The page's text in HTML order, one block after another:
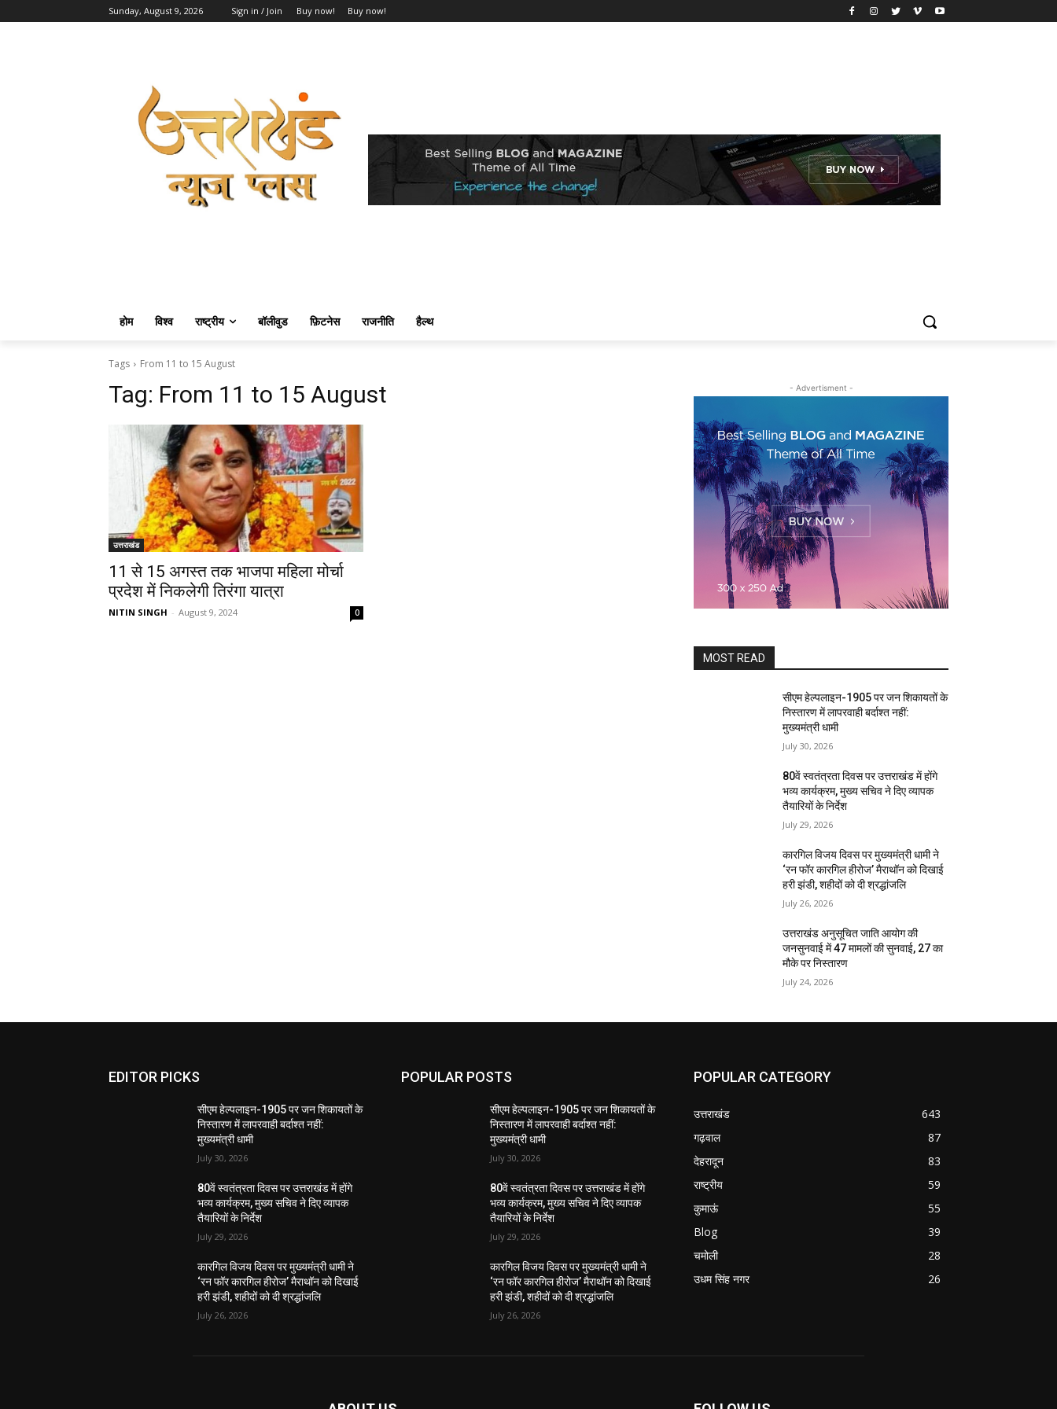
Sunday, August 9, 2026 Sign in / Join Buy now! Buy now!
होम विश्व राष्ट्रीय बॉलीवुड फ़िटनेस राजनीति हैल्थ
Tags From 11 to 15 August
Tag: From 11 to 15 August
उत्तराखंड
11 से 15 अगस्त तक भाजपा महिला मोर्चा
प्रदेश में निकलेगी तिरंगा यात्रा
NITIN SINGH - August 9, 2024 0
- Advertisment -
MOST READ
सीएम हेल्पलाइन-1905 पर जन शिकायतों के
निस्तारण में लापरवाही बर्दाश्त नहीं:
मुख्यमंत्री धामी
July 30, 2026
80वें स्वतंत्रता दिवस पर उत्तराखंड में होंगे
भव्य कार्यक्रम, मुख्य सचिव ने दिए व्यापक
तैयारियों के निर्देश
July 29, 2026
कारगिल विजय दिवस पर मुख्यमंत्री धामी ने
‘रन फॉर कारगिल हीरोज’ मैराथॉन को दिखाई
हरी झंडी, शहीदों को दी श्रद्धांजलि
July 26, 2026
उत्तराखंड अनुसूचित जाति आयोग की
जनसुनवाई में 47 मामलों की सुनवाई, 27 का
मौके पर निस्तारण
July 24, 2026
EDITOR PICKS
सीएम हेल्पलाइन-1905 पर जन शिकायतों के
निस्तारण में लापरवाही बर्दाश्त नहीं:
मुख्यमंत्री धामी
July 30, 2026
80वें स्वतंत्रता दिवस पर उत्तराखंड में होंगे
भव्य कार्यक्रम, मुख्य सचिव ने दिए व्यापक
तैयारियों के निर्देश
July 29, 2026
कारगिल विजय दिवस पर मुख्यमंत्री धामी ने
‘रन फॉर कारगिल हीरोज’ मैराथॉन को दिखाई
हरी झंडी, शहीदों को दी श्रद्धांजलि
July 26, 2026
POPULAR POSTS
सीएम हेल्पलाइन-1905 पर जन शिकायतों के
निस्तारण में लापरवाही बर्दाश्त नहीं:
मुख्यमंत्री धामी
July 30, 2026
80वें स्वतंत्रता दिवस पर उत्तराखंड में होंगे
भव्य कार्यक्रम, मुख्य सचिव ने दिए व्यापक
तैयारियों के निर्देश
July 29, 2026
कारगिल विजय दिवस पर मुख्यमंत्री धामी ने
‘रन फॉर कारगिल हीरोज’ मैराथॉन को दिखाई
हरी झंडी, शहीदों को दी श्रद्धांजलि
July 26, 2026
POPULAR CATEGORY
उत्तराखंड
643
गढ़वाल
87
देहरादून
83
राष्ट्रीय
59
कुमाऊं
55
Blog
39
चमोली
28
उधम सिंह नगर
26